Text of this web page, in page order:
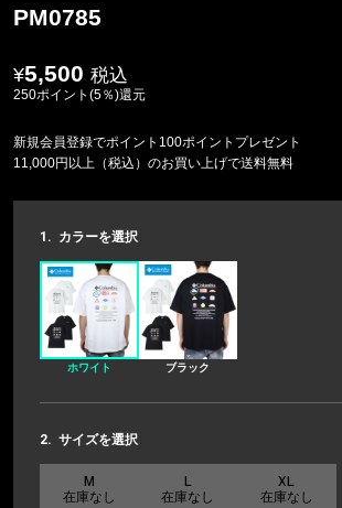
PM0785
5,500 税込
250ポイント(5％)還元
新規会員登録でポイント100ポイントプレゼント
11,000円以上（税込）のお買い上げで送料無料
1. カラーを選択
ホワイト ブラック
2. サイズを選択
M
在庫なし
L
在庫なし
XL
在庫なし